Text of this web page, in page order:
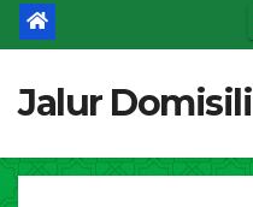
Jalur Domisili